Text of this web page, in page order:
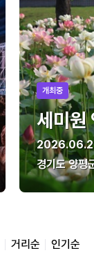
개최중
세미원
경기도 양평
거리순 인기순